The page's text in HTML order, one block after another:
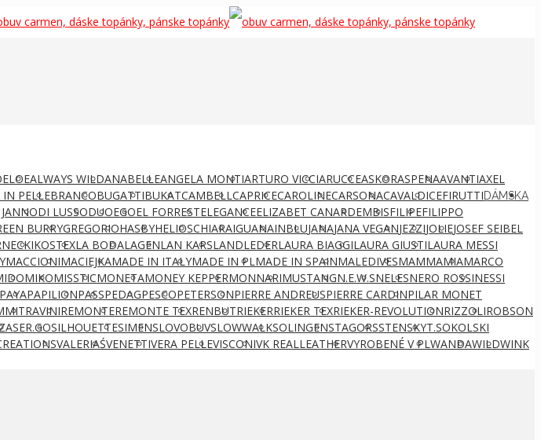
ALWAYS WILDANABELLEANGELA MONTIARTURO VICCIARUCCEASKORASPENAAVANTIAXEL
IN PELLEBRANCOBUGATTIBUKATCAMBELLCAPRICECAROLINECARSONACAVALDICEFIRUTTI
DI LUSSODUOEGOEL FORRESTELEGANCEELIZABET CANARDEMBISFILIPEFILIPPO
BURRYGREGORIOHASBYHELIOSCHIARAIGUANAINBLUJANAJANA VEGANJEZZIJOLIEJOSEF SEIBEL
KOSTEXLA BODALAGENLAN KARSLANDLEDERLAURA BIAGGILAURA GIUSTILAURA MESSI
MACCIONIMACIEJKAMADE IN ITALYMADE IN PLMADE IN SPAINMALEDIVESMAMMAMIAMARCO
MIKOMISSTICMONETAMONEY KEPPERMONNARIMUSTANGN.E.W.SNELESNERO ROSSINESSI
PAPILIONPASSPEDAGPESCOPETERSONPIERRE ANDREUSPIERRE CARDINPILAR MONET
RAVINIREMONTEREMONTE TEXRENBUTRIEKERRIEKER TEXRIEKER-REVOLUTIONRIZZOLIROBSON
SER.GOSILHOUETTESIMENSLOVOBUVSLOWWALKSOLINGENSTAGORSSTENSKYT.SOKOLSKI
VALERIAŚVENETTIVERA PELLEVISCONIVK REALLEATHERVYROBENÉ V PLWANDAWILDWINK
DÁMSKA